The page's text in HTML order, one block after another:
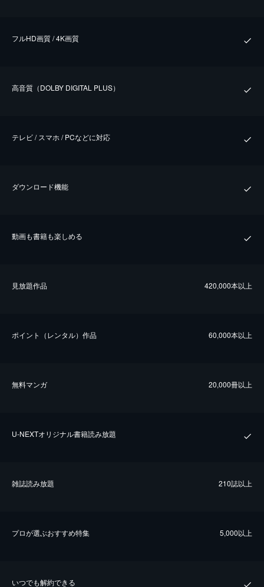
フルHD画質 / 4K画質
⾼⾳質（DOLBY DIGITAL PLUS）
テレビ / スマホ / PCなどに対応
ダウンロード機能
動画も書籍も楽しめる
⾒放題作品 420,000本以上
ポイント（レンタル）作品 60,000本以上
無料マンガ 20,000冊以上
U-NEXTオリジナル書籍読み放題
雑誌読み放題 210誌以上
プロが選ぶおすすめ特集 5,000以上
いつでも解約できる